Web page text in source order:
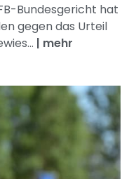
Bundesgericht hat
gegen das Urteil
| mehr